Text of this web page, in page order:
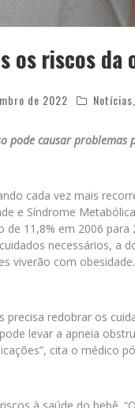
os riscos da
de 2022 Notícias
pode causar problemas
cada vez mais
e Síndrome
de 11,8% em 2006
necessários, a
viverão com obesidade.
precisa redobrar os
levar a apneia
cita o médico